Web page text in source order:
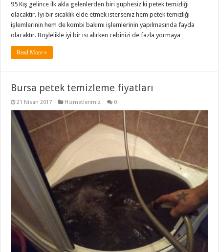
95 Kış gelince ilk akla gelenlerden biri şüphesiz ki petek temizliği
olacaktır. İyi bir sıcaklık elde etmek isterseniz hem petek temizliği
işlemlerinin hem de kombi bakımı işlemlerinin yapılmasında fayda
olacaktır. Böylelikle iyi bir ısı alırken cebinizi de fazla yormaya …
Read More »
Bursa petek temizleme fiyatları
21 Nisan 2017 Hizmetlerimiz 0